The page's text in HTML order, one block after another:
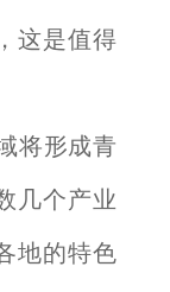
这是值得
将形成青
几个产业
地的特色